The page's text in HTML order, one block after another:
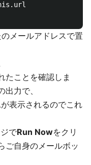
メールアドレスで置
たことを確認しま
出力で、
表示されるのでこれ
でRun Nowをクリ
ご自身のメールボッ